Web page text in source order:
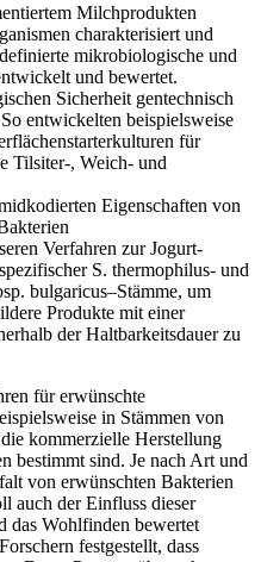
Milchprodukten
charakterisiert und
mikrobiologische und
und bewertet.
Sicherheit gentechnisch
entwickelten beispielsweise
für
Tilsiter-, Weich- und
Eigenschaften von
Verfahren zur Jogurt-
S. thermophilus- und
bulgaricus–Stämme, um
Produkte mit einer
der Haltbarkeitsdauer zu
für erwünschte
in Stämmen von
kommerzielle Herstellung
bestimmt sind. Je nach Art und
von erwünschten Bakterien
auch der Einfluss dieser
das Wohlfinden bewertet
festgestellt, dass